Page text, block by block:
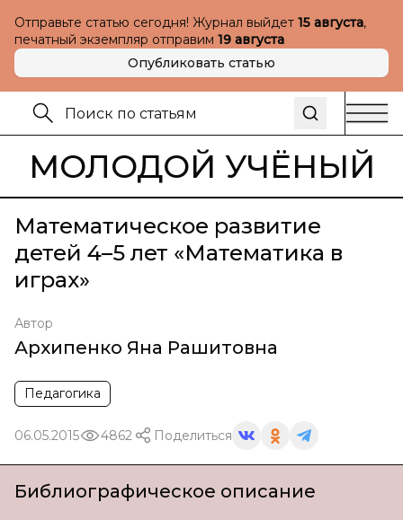
Отправьте статью сегодня! Журнал выйдет 15 августа,
печатный экземпляр отправим 19 августа
Опубликовать статью
МОЛОДОЙ УЧЁНЫЙ
Математическое развитие
детей 4–5 лет «Математика в
играх»
Автор
Архипенко Яна Рашитовна
Педагогика
06.05.2015 4862 Поделиться
Библиографическое описание